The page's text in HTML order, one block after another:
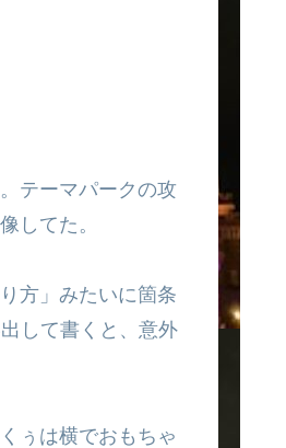
テーマパークの攻
してた。
方」みたいに箇条
して書くと、意外
ぅは横でおもちゃ